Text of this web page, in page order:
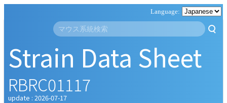
Strain Data Sheet
RBRC01117
update : 2026-07-17